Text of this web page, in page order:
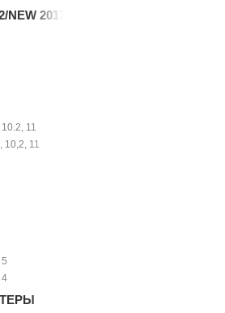
NEW 2017
11
10,2, 11
4